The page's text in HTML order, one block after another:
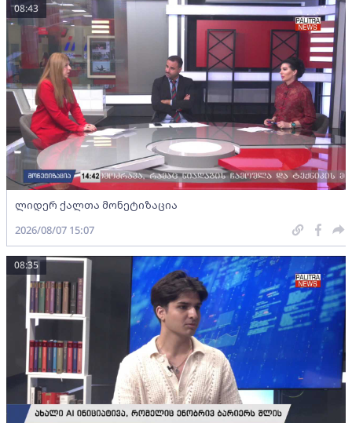
ლიდერ ქალთა მონეტიზაცია
08:43
2026/08/07 15:07
08:35